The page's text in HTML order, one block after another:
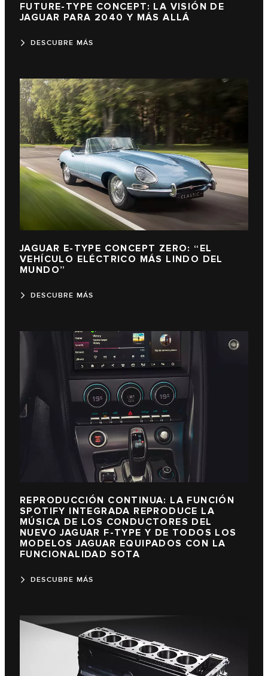
FUTURE-TYPE CONCEPT: LA VISIÓN DE
JAGUAR PARA 2040 Y MÁS ALLÁ
DESCUBRE MÁS
JAGUAR E-TYPE CONCEPT ZERO: “EL
VEHÍCULO ELÉCTRICO MÁS LINDO DEL
MUNDO”
DESCUBRE MÁS
REPRODUCCIÓN CONTINUA: LA FUNCIÓN
SPOTIFY INTEGRADA REPRODUCE LA
MÚSICA DE LOS CONDUCTORES DEL
NUEVO JAGUAR F-TYPE Y DE TODOS LOS
MODELOS JAGUAR EQUIPADOS CON LA
FUNCIONALIDAD SOTA
DESCUBRE MÁS